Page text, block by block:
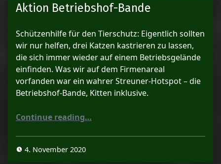
Aktion Betriebshof-Bande
Schützenhilfe für den Tierschutz: Eigentlich sollten
wir nur helfen, drei Katzen kastrieren zu lassen,
die sich immer wieder auf einem Betriebsgelände
einfinden. Was wir auf dem Firmenareal
vorfanden war ein wahrer Streuner-Hotspot – die
Betriebshof-Bande, Kitten inklusive.
Continue reading…
4. November 2020